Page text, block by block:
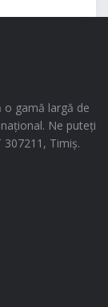
o gamă largă de
Ne puteți
Timiș.